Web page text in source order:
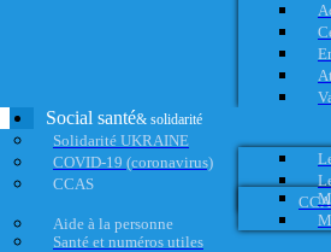
Social santé& solidarité
Solidarité UKRAINE
COVID-19 (coronavirus)
CCAS
Aide à la personne
Santé et numéros utiles